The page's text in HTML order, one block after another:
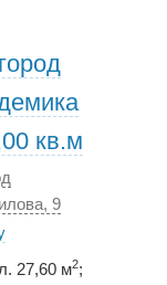
кв.м
9
27,60 м2;